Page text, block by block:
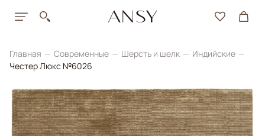
Главная Современные Шерсть и шелк
Индийские
Честер Люкс №6026